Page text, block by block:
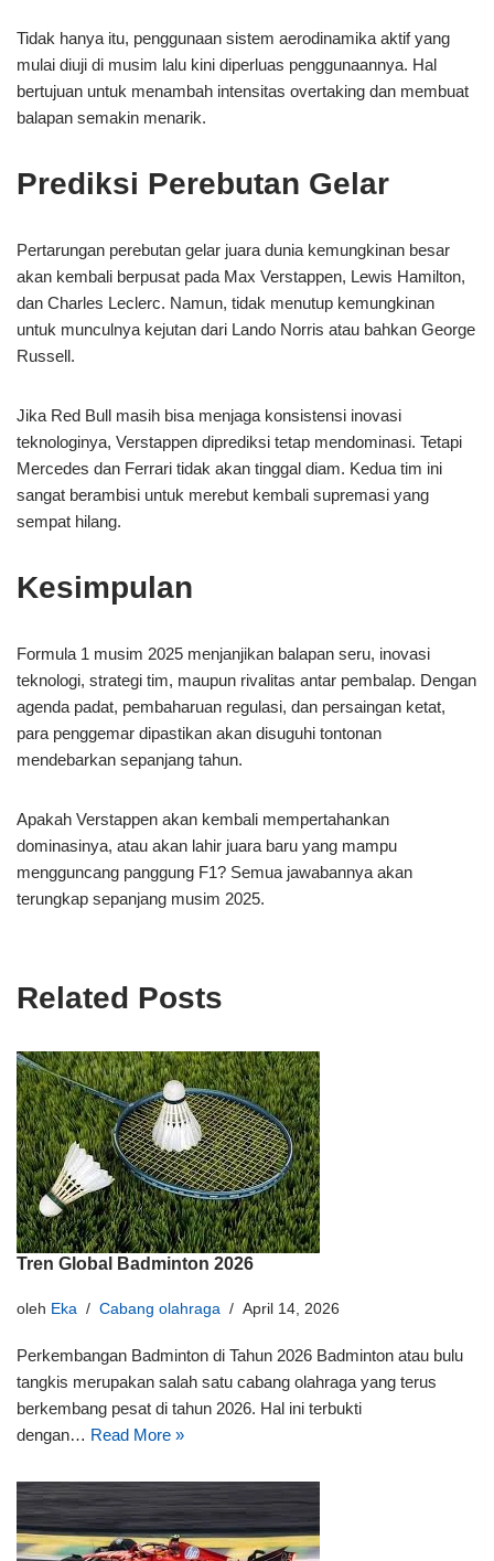
Tidak hanya itu, penggunaan sistem aerodinamika aktif yang
mulai diuji di musim lalu kini diperluas penggunaannya. Hal
bertujuan untuk menambah intensitas overtaking dan membuat
balapan semakin menarik.
Prediksi Perebutan Gelar
Pertarungan perebutan gelar juara dunia kemungkinan besar
akan kembali berpusat pada Max Verstappen, Lewis Hamilton,
dan Charles Leclerc. Namun, tidak menutup kemungkinan
untuk munculnya kejutan dari Lando Norris atau bahkan George
Russell.
Jika Red Bull masih bisa menjaga konsistensi inovasi
teknologinya, Verstappen diprediksi tetap mendominasi. Tetapi
Mercedes dan Ferrari tidak akan tinggal diam. Kedua tim ini
sangat berambisi untuk merebut kembali supremasi yang
sempat hilang.
Kesimpulan
Formula 1 musim 2025 menjanjikan balapan seru, inovasi
teknologi, strategi tim, maupun rivalitas antar pembalap. Dengan
agenda padat, pembaharuan regulasi, dan persaingan ketat,
para penggemar dipastikan akan disuguhi tontonan
mendebarkan sepanjang tahun.
Apakah Verstappen akan kembali mempertahankan
dominasinya, atau akan lahir juara baru yang mampu
mengguncang panggung F1? Semua jawabannya akan
terungkap sepanjang musim 2025.
Related Posts
Tren Global Badminton 2026
oleh Eka Cabang olahraga April 14, 2026
Perkembangan Badminton di Tahun 2026 Badminton atau bulu
tangkis merupakan salah satu cabang olahraga yang terus
berkembang pesat di tahun 2026. Hal ini terbukti
dengan… Read More »